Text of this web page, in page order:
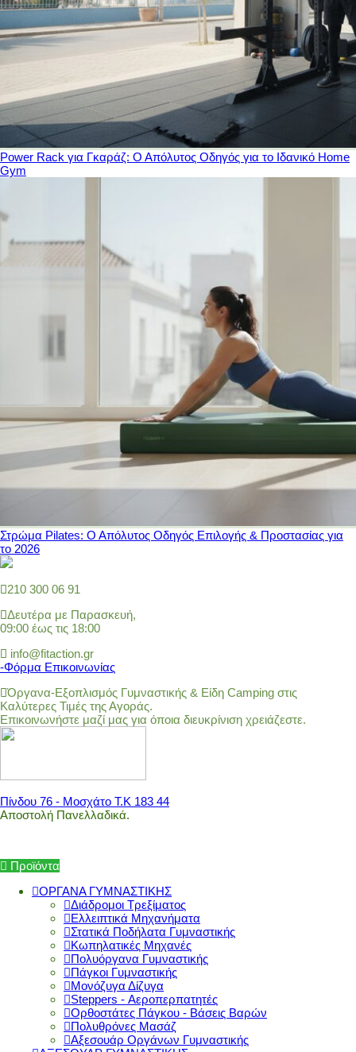
Power Rack για Γκαράζ: Ο Απόλυτος Οδηγός για το Ιδανικό Home
Gym
Στρώμα Pilates: Ο Απόλυτος Οδηγός Επιλογής & Προστασίας για
το 2026
210 300 06 91
Δευτέρα με Παρασκευή,
09:00 έως τις 18:00
info@fitaction.gr
-Φόρμα Επικοινωνίας
Όργανα-Εξοπλισμός Γυμναστικής & Είδη Camping στις
Καλύτερες Τιμές της Αγοράς.
Επικοινωνήστε μαζί μας για όποια διευκρίνιση χρειάζεστε.
Πίνδου 76 - Μοσχάτο Τ.Κ 183 44
Αποστολή Πανελλαδικά.
Προϊόντα
ΟΡΓΑΝΑ ΓΥΜΝΑΣΤΙΚΗΣ
Διάδρομοι Τρεξίματος
Ελλειπτικά Μηχανήματα
Στατικά Ποδήλατα Γυμναστικής
Κωπηλατικές Μηχανές
Πολυόργανα Γυμναστικής
Πάγκοι Γυμναστικής
Μονόζυγα Δίζυγα
Steppers - Αεροπερπατητές
Ορθοστάτες Πάγκου - Βάσεις Βαρών
Πολυθρόνες Μασάζ
Αξεσουάρ Οργάνων Γυμναστικής